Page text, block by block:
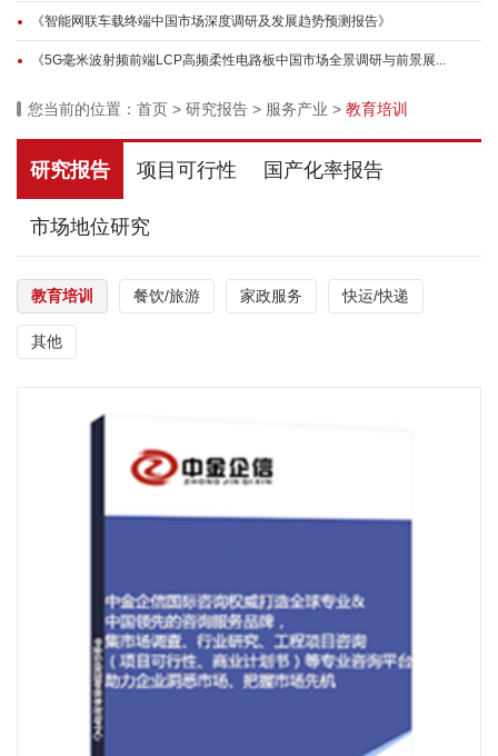
《智能网联车载终端中国市场深度调研及发展趋势预测报告》
《5G毫米波射频前端LCP高频柔性电路板中国市场全景调研与前景展...
您当前的位置： 首页 > 研究报告 > 服务产业 > 教育培训
研究报告 项目可行性 国产化率报告
市场地位研究
教育培训 餐饮/旅游 家政服务 快运/快递
其他